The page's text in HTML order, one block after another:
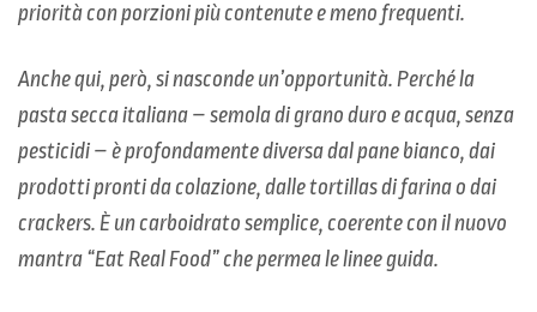
priorità con porzioni più contenute e meno frequenti.
Anche qui, però, si nasconde un’opportunità. Perché la
pasta secca italiana – semola di grano duro e acqua, senza
pesticidi – è profondamente diversa dal pane bianco, dai
prodotti pronti da colazione, dalle tortillas di farina o dai
crackers. È un carboidrato semplice, coerente con il nuovo
mantra “Eat Real Food” che permea le linee guida.